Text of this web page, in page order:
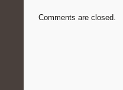
Comments are closed.